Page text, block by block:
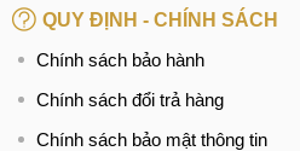
QUY ĐỊNH - CHÍNH SÁCH
Chính sách bảo hành
Chính sách đổi trả hàng
Chính sách bảo mật thông tin